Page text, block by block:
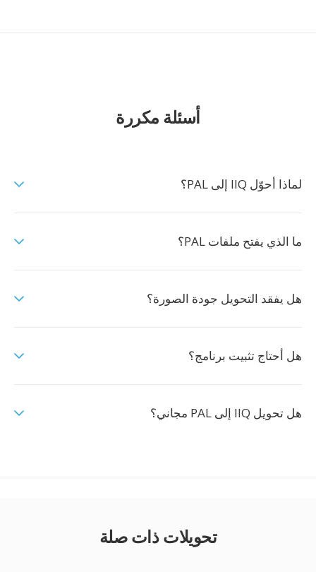
أسئلة مكررة
لماذا أحوّل IIQ إلى PAL؟
ما الذي يفتح ملفات PAL؟
هل يفقد التحويل جودة الصورة؟
هل أحتاج تثبيت برنامج؟
هل تحويل IIQ إلى PAL مجاني؟
تحويلات ذات صلة